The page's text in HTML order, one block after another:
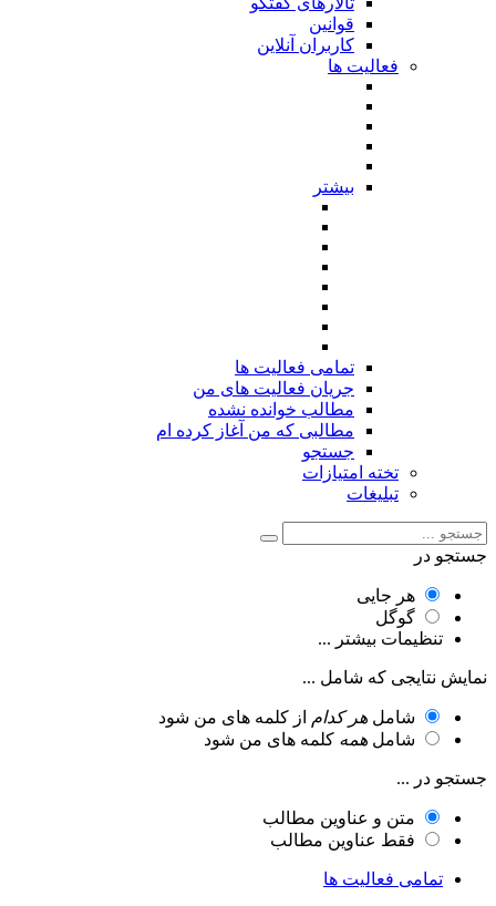
قوانین
کاربران آنلاین
فعالیت ها
بیشتر
تمامی فعالیت ها
جریان فعالیت های من
مطالب خوانده نشده
مطالبی که من آغاز کرده ام
جستجو
تخته امتیازات
تبلیغات
جستجو در
هر جایی
گوگل
تنظیمات بیشتر ...
نمایش نتایجی که شامل ...
شامل هر کدام از کلمه های من شود
شامل همه کلمه های من شود
جستجو در ...
متن و عناوین مطالب
فقط عناوین مطالب
تمامی فعالیت ها